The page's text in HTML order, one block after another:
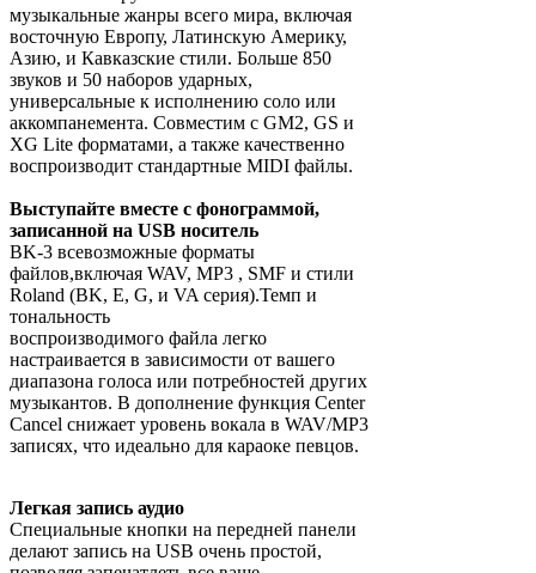
музыкальные жанры всего мира, включая
восточную Европу, Латинскую Америку,
Азию, и Кавказские стили. Больше 850
звуков и 50 наборов ударных,
универсальные к исполнению соло или
аккомпанемента. Совместим с GM2, GS и
XG Lite форматами, а также качественно
воспроизводит стандартные MIDI файлы.
Выступайте вместе с фонограммой,
записанной на USB носитель
BK-3 всевозможные форматы
файлов,включая WAV, MP3 , SMF и стили
Roland (BK, E, G, и VA серия).Темп и
тональность
воспроизводимого файла легко
настраивается в зависимости от вашего
диапазона голоса или потребностей других
музыкантов. В дополнение функция Center
Cancel снижает уровень вокала в WAV/MP3
записях, что идеально для караоке певцов.
Легкая запись аудио
Специальные кнопки на передней панели
делают запись на USB очень простой,